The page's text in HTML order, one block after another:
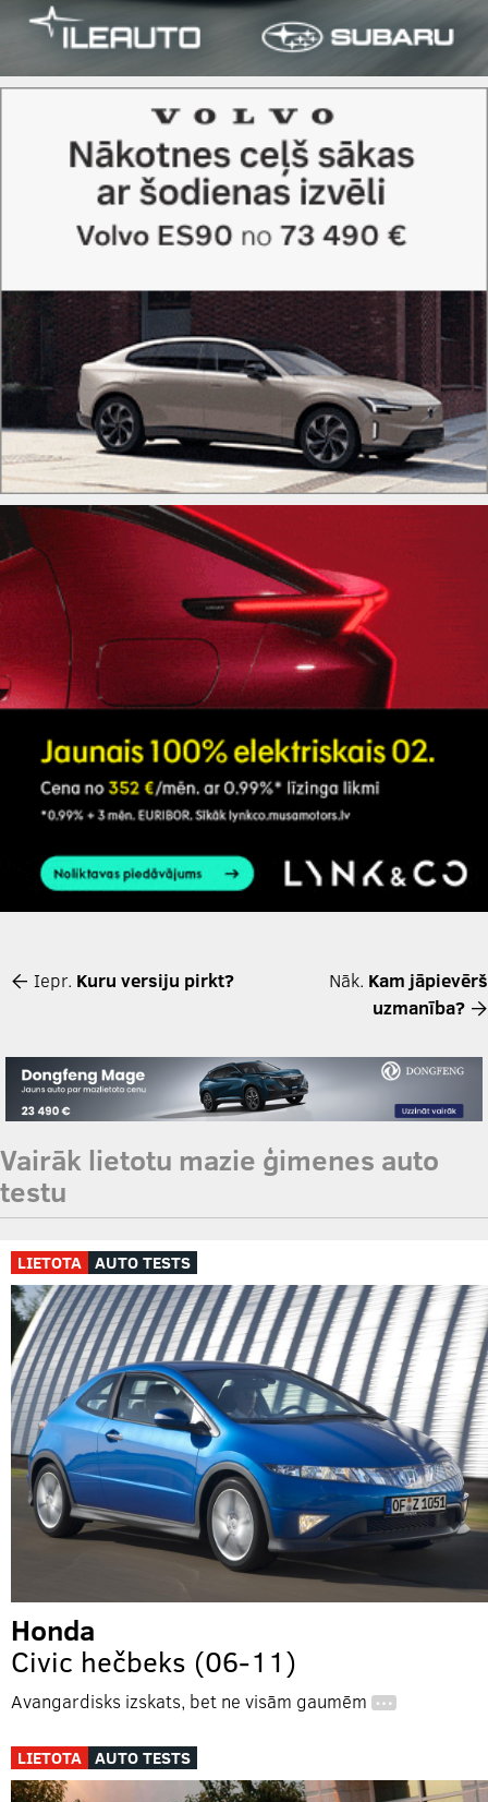
Iepr. Kuru versiju pirkt? Nāk. Kam jāpievērš
uzmanība?
Vairāk lietotu mazie ģimenes auto
testu
LIETOTA AUTO TESTS
Honda
Civic hečbeks (06-11)
Avangardisks izskats, bet ne visām gaumēm …
LIETOTA AUTO TESTS